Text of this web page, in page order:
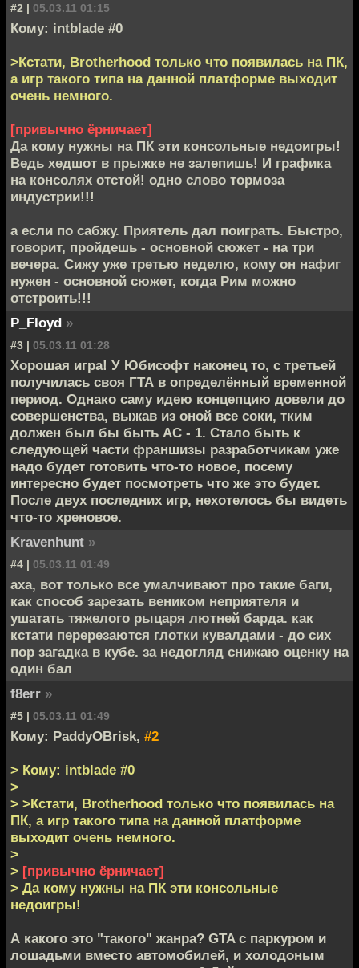
#2 | 05.03.11 01:15
Кому: intblade #0
>Кстати, Brotherhood только что появилась на ПК,
а игр такого типа на данной платформе выходит
очень немного.
[привычно ёрничает]
Да кому нужны на ПК эти консольные недоигры!
Ведь хедшот в прыжке не залепишь! И графика
на консолях отстой! одно слово тормоза
индустрии!!!
а если по сабжу. Приятель дал поиграть. Быстро,
говорит, пройдешь - основной сюжет - на три
вечера. Сижу уже третью неделю, кому он нафиг
нужен - основной сюжет, когда Рим можно
отстроить!!!
P_Floyd »
#3 | 05.03.11 01:28
Хорошая игра! У Юбисофт наконец то, с третьей
получилась своя ГТА в определённый временной
период. Однако саму идею концепцию довели до
совершенства, выжав из оной все соки, тким
должен был бы быть AC - 1. Стало быть к
следующей части франшизы разработчикам уже
надо будет готовить что-то новое, посему
интересно будет посмотреть что же это будет.
После двух последних игр, нехотелось бы видеть
что-то хреновое.
Kravenhunt »
#4 | 05.03.11 01:49
аха, вот только все умалчивают про такие баги,
как способ зарезать веником неприятеля и
ушатать тяжелого рыцаря лютней барда. как
кстати перерезаются глотки кувалдами - до сих
пор загадка в кубе. за недогляд снижаю оценку на
один бал
f8err »
#5 | 05.03.11 01:49
Кому: PaddyOBrisk, #2
> Кому: intblade #0
>
> >Кстати, Brotherhood только что появилась на
ПК, а игр такого типа на данной платформе
выходит очень немного.
>
> [привычно ёрничает]
> Да кому нужны на ПК эти консольные
недоигры!
А какого это "такого" жанра? GTA с паркуром и
лошадьми вместо автомобилей, и холодоным